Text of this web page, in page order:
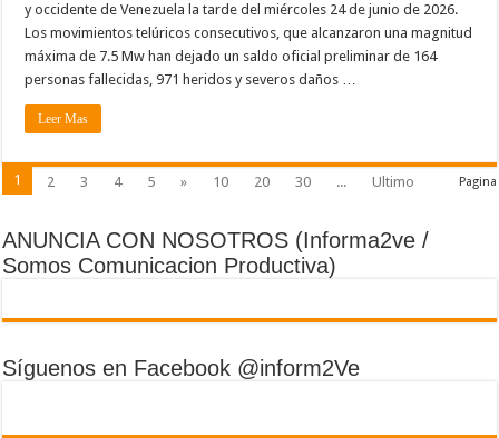
y occidente de Venezuela la tarde del miércoles 24 de junio de 2026.
Los movimientos telúricos consecutivos, que alcanzaron una magnitud
máxima de 7.5 Mw han dejado un saldo oficial preliminar de 164
personas fallecidas, 971 heridos y severos daños …
Leer Mas
Pagina
1 2 3 4 5 » 10 20 30 ... Ultimo
ANUNCIA CON NOSOTROS (Informa2ve /
Somos Comunicacion Productiva)
Síguenos en Facebook @inform2Ve